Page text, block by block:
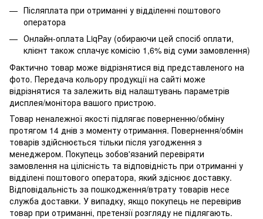
Післяплата при отриманні у відділенні поштового
оператора
Онлайн-оплата LiqPay (обираючи цей спосіб оплати,
клієнт також сплачує комісію 1,6% від суми замовлення)
Фактично товар може відрізнятися від представленого на
фото. Передача кольору продукції на сайті може
відрізнятися та залежить від налаштувань параметрів
дисплея/монітора вашого пристрою.
Товар неналежної якості підлягає поверненню/обміну
протягом 14 днів з моменту отримання. Повернення/обмін
товарів здійснюється тільки після узгодження з
менеджером. Покупець зобов'язаний перевіряти
замовлення на цілісність та відповідність при отриманні у
відділені поштового оператора, який здіснює доставку.
Відповідальність за пошкодження/втрату товарів несе
служба доставки. У випадку, якщо покупець не перевірив
товар при отриманні, претензії розгляду не підлягають.